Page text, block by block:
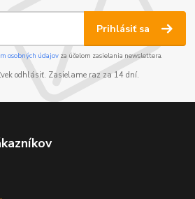
Prihlásiť sa
osobných údajov za účelom zasielania newslettera.
odhlásiť. Zasielame raz za 14 dní.